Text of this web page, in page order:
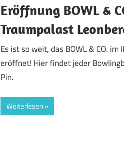
Eröffnung BOWL &
Traumpalast
Es ist so weit, das BOWL & CO. im
eröffnet! Hier findet jeder
Pin.
Weiterlesen